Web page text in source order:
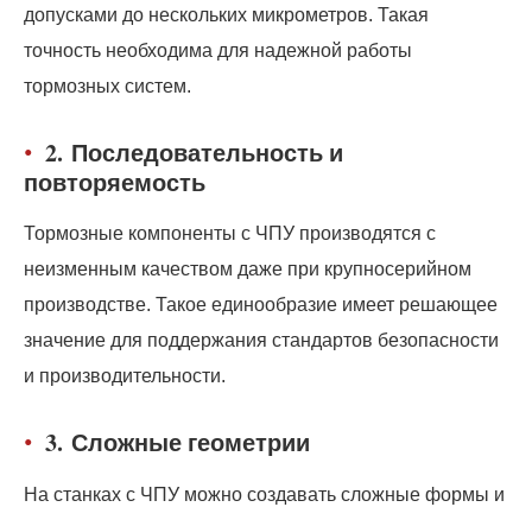
допусками до нескольких микрометров. Такая
точность необходима для надежной работы
тормозных систем.
2. Последовательность и
повторяемость
Тормозные компоненты с ЧПУ производятся с
неизменным качеством даже при крупносерийном
производстве. Такое единообразие имеет решающее
значение для поддержания стандартов безопасности
и производительности.
3. Сложные геометрии
На станках с ЧПУ можно создавать сложные формы и